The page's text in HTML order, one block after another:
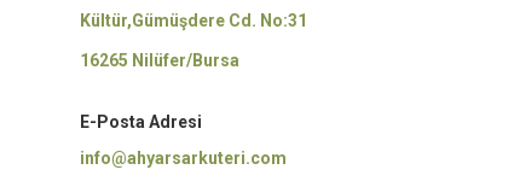
Kültür,Gümüşdere Cd. No:31
16265 Nilüfer/Bursa
E-Posta Adresi
info@ahyarsarkuteri.com